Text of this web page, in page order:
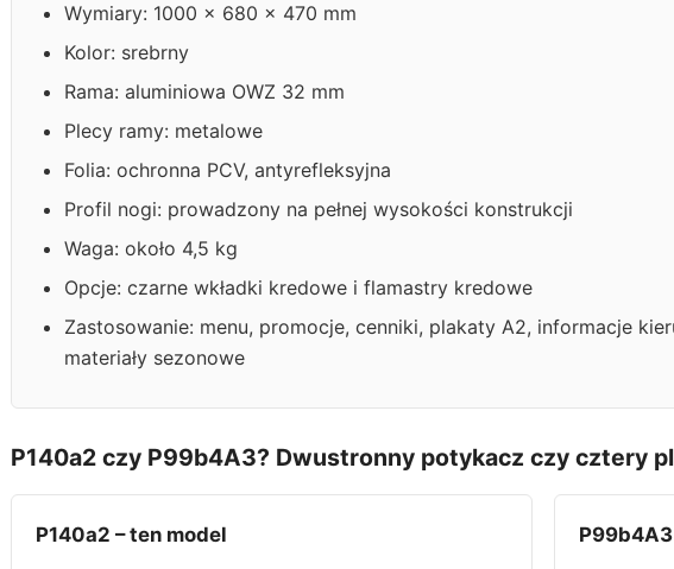
Wymiary: 1000 x 680 x 470 mm
Kolor: srebrny
Rama: aluminiowa OWZ 32 mm
Plecy ramy: metalowe
Folia: ochronna PCV, antyrefleksyjna
Profil nogi: prowadzony na pełnej wysokości konstrukcji
Waga: około 4,5 kg
Opcje: czarne wkładki kredowe i flamastry kredowe
Zastosowanie: menu, promocje, cenniki, plakaty A2, informacje
materiały sezonowe
P140a2 czy P99b4A3? Dwustronny potykacz czy cztery
P140a2 – ten model